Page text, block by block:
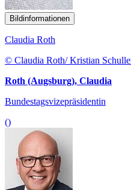
Bildinformationen
Claudia Roth
© Claudia Roth/ Kristian
Roth (Augsburg), Claudia
Bundestagsvizepräsidentin
()